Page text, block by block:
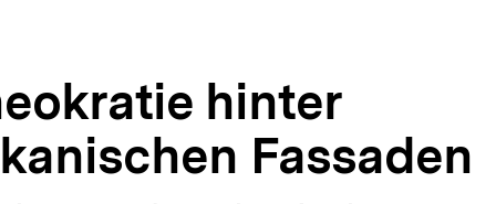
hinter
Fassaden